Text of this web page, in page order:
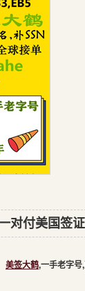
对付美国签
美签大鹤,一手老字号